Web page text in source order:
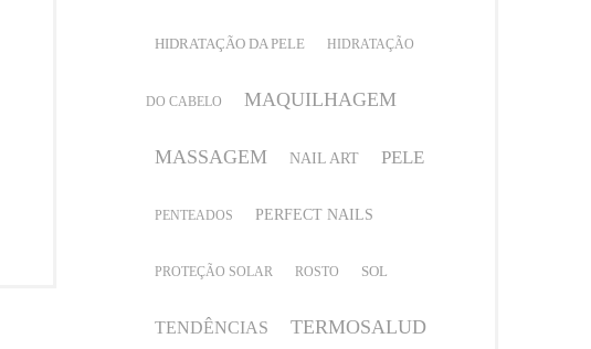
HIDRATAÇÃO DA PELE HIDRATAÇÃO
DO CABELO MAQUILHAGEM
MASSAGEM NAIL ART PELE
PENTEADOS PERFECT NAILS
PROTEÇÃO SOLAR ROSTO SOL
TENDÊNCIAS TERMOSALUD